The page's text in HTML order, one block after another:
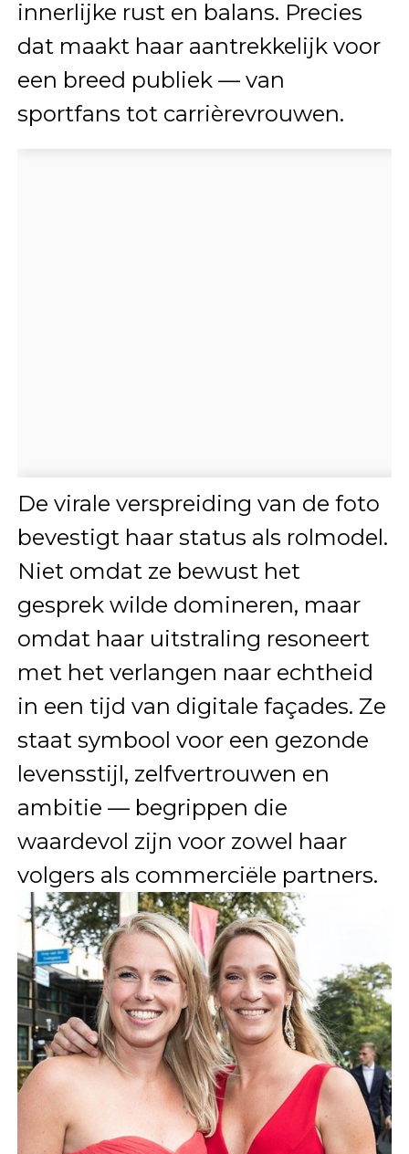
innerlijke rust en balans. Precies
dat maakt haar aantrekkelijk voor
een breed publiek — van
sportfans tot carrièrevrouwen.
De virale verspreiding van de foto
bevestigt haar status als rolmodel.
Niet omdat ze bewust het
gesprek wilde domineren, maar
omdat haar uitstraling resoneert
met het verlangen naar echtheid
in een tijd van digitale façades. Ze
staat symbool voor een gezonde
levensstijl, zelfvertrouwen en
ambitie — begrippen die
waardevol zijn voor zowel haar
volgers als commerciële partners.